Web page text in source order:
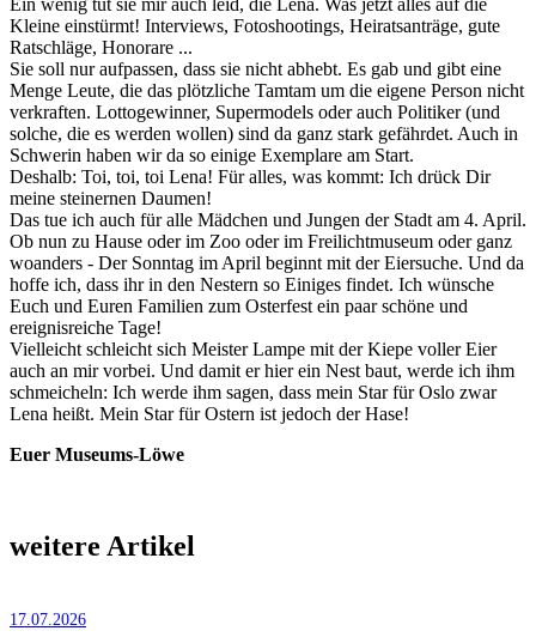
Kleine einstürmt! Interviews, Fotoshootings, Heiratsanträge, gute
Ratschläge, Honorare ...
Sie soll nur aufpassen, dass sie nicht abhebt. Es gab und gibt eine
Menge Leute, die das plötzliche Tamtam um die eigene Person nicht
verkraften. Lottogewinner, Supermodels oder auch Politiker (und
solche, die es werden wollen) sind da ganz stark gefährdet. Auch in
Schwerin haben wir da so einige Exemplare am Start.
Deshalb: Toi, toi, toi Lena! Für alles, was kommt: Ich drück Dir
meine steinernen Daumen!
Das tue ich auch für alle Mädchen und Jungen der Stadt am 4. April.
Ob nun zu Hause oder im Zoo oder im Freilichtmuseum oder ganz
woanders - Der Sonntag im April beginnt mit der Eiersuche. Und da
hoffe ich, dass ihr in den Nestern so Einiges findet. Ich wünsche
Euch und Euren Familien zum Osterfest ein paar schöne und
ereignisreiche Tage!
Vielleicht schleicht sich Meister Lampe mit der Kiepe voller Eier
auch an mir vorbei. Und damit er hier ein Nest baut, werde ich ihm
schmeicheln: Ich werde ihm sagen, dass mein Star für Oslo zwar
Lena heißt. Mein Star für Ostern ist jedoch der Hase!
Euer Museums-Löwe
weitere Artikel
17.07.2026